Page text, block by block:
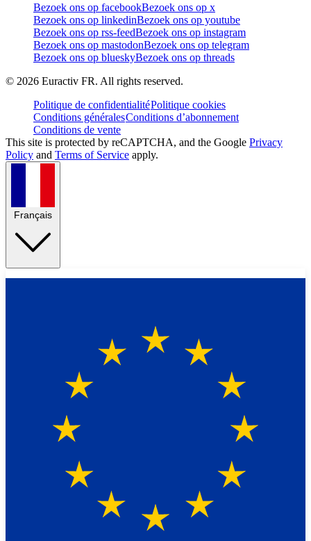
Bezoek ons op facebookBezoek ons op x
Bezoek ons op linkedinBezoek ons op youtube
Bezoek ons op rss-feedBezoek ons op instagram
Bezoek ons op mastodonBezoek ons op telegram
Bezoek ons op blueskyBezoek ons op threads
© 2026 Euractiv FR. All rights reserved.
Politique de confidentialitéPolitique cookies
Conditions généralesConditions d’abonnement
Conditions de vente
This site is protected by reCAPTCHA, and the Google Privacy
Policy and Terms of Service apply.
Français